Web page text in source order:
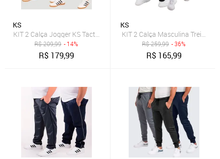
KS
KIT 2 Calça Jogger KS Tactel Elastano Premium Casual Esporte
R$209,99 - 14%
R$ 179,99
KS
KIT 2 Calça Masculina Treino
R$259,99 - 36%
R$ 165,99